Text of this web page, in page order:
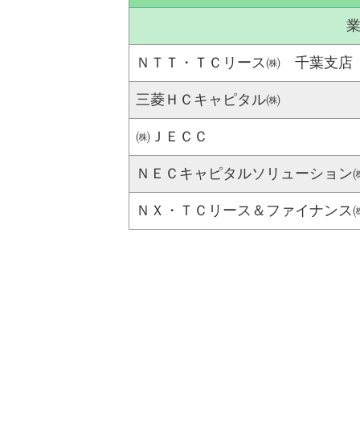
ＮＴＴ・ＴＣリース㈱ 千葉支店
三菱ＨＣキャピタル㈱
㈱ＪＥＣＣ
ＮＥＣキャピタルソリューショ
ＮＸ・ＴＣリース＆ファイナン